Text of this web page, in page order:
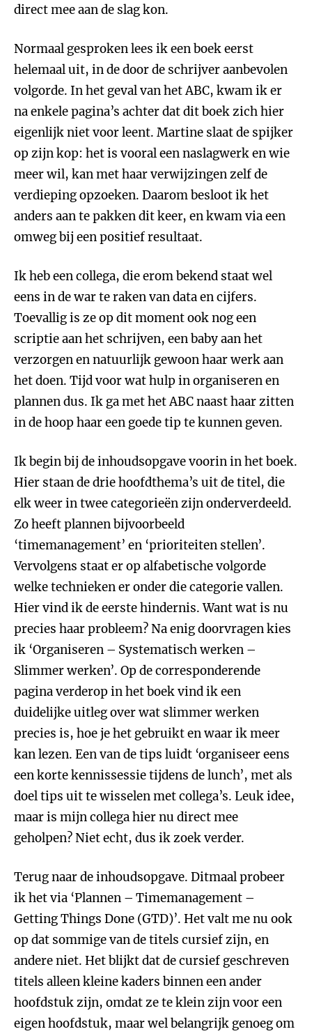
direct mee aan de slag kon.
Normaal gesproken lees ik een boek eerst
helemaal uit, in de door de schrijver aanbevolen
volgorde. In het geval van het ABC, kwam ik er
na enkele pagina’s achter dat dit boek zich hier
eigenlijk niet voor leent. Martine slaat de spijker
op zijn kop: het is vooral een naslagwerk en wie
meer wil, kan met haar verwijzingen zelf de
verdieping opzoeken. Daarom besloot ik het
anders aan te pakken dit keer, en kwam via een
omweg bij een positief resultaat.
Ik heb een collega, die erom bekend staat wel
eens in de war te raken van data en cijfers.
Toevallig is ze op dit moment ook nog een
scriptie aan het schrijven, een baby aan het
verzorgen en natuurlijk gewoon haar werk aan
het doen. Tijd voor wat hulp in organiseren en
plannen dus. Ik ga met het ABC naast haar zitten
in de hoop haar een goede tip te kunnen geven.
Ik begin bij de inhoudsopgave voorin in het boek.
Hier staan de drie hoofdthema’s uit de titel, die
elk weer in twee categorieën zijn onderverdeeld.
Zo heeft plannen bijvoorbeeld
‘timemanagement’ en ‘prioriteiten stellen’.
Vervolgens staat er op alfabetische volgorde
welke technieken er onder die categorie vallen.
Hier vind ik de eerste hindernis. Want wat is nu
precies haar probleem? Na enig doorvragen kies
ik ‘Organiseren – Systematisch werken –
Slimmer werken’. Op de corresponderende
pagina verderop in het boek vind ik een
duidelijke uitleg over wat slimmer werken
precies is, hoe je het gebruikt en waar ik meer
kan lezen. Een van de tips luidt ‘organiseer eens
een korte kennissessie tijdens de lunch’, met als
doel tips uit te wisselen met collega’s. Leuk idee,
maar is mijn collega hier nu direct mee
geholpen? Niet echt, dus ik zoek verder.
Terug naar de inhoudsopgave. Ditmaal probeer
ik het via ‘Plannen – Timemanagement –
Getting Things Done (GTD)’. Het valt me nu ook
op dat sommige van de titels cursief zijn, en
andere niet. Het blijkt dat de cursief geschreven
titels alleen kleine kaders binnen een ander
hoofdstuk zijn, omdat ze te klein zijn voor een
eigen hoofdstuk, maar wel belangrijk genoeg om